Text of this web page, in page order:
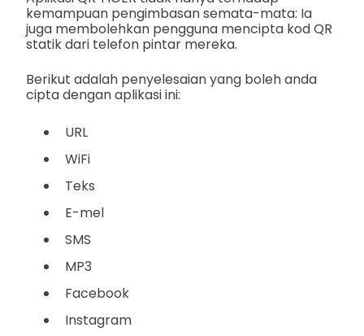
kemampuan pengimbasan semata-mata: Ia
juga membolehkan pengguna mencipta kod QR
statik dari telefon pintar mereka.
Berikut adalah penyelesaian yang boleh anda
cipta dengan aplikasi ini:
URL
WiFi
Teks
E-mel
SMS
MP3
Facebook
Instagram